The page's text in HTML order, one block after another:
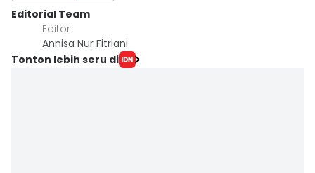
Editorial Team
Editor
Annisa Nur Fitriani
Tonton lebih seru di